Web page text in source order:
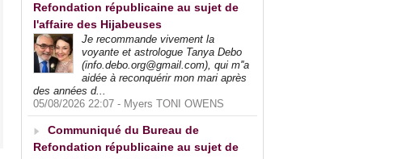
Refondation républicaine au sujet de
l'affaire des Hijabeuses
Je recommande vivement la
voyante et astrologue Tanya Debo
(info.debo.org@gmail.com), qui m''a
aidée à reconquérir mon mari après
des années d...
05/08/2026 22:07 - Myers TONI OWENS
Communiqué du Bureau de
Refondation républicaine au sujet de